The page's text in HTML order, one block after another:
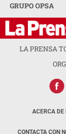
GRUPO OPSA
LA PRENSA
ACERCA DE
CONTACTA CON